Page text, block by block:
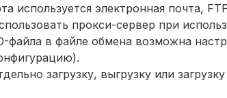
используется электронная почта,
прокси-сервер при
файла в файле обмена возможна
загрузку, выгрузку или